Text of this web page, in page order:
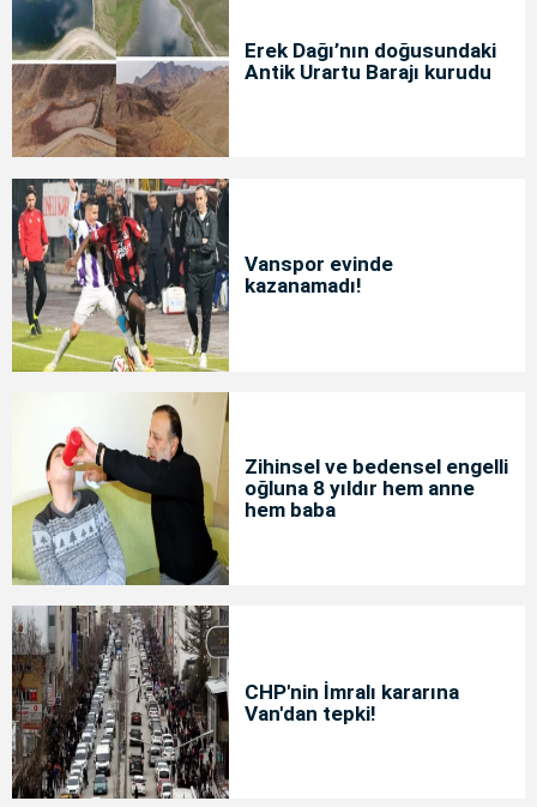
Erek Dağı’nın doğusundaki
Antik Urartu Barajı kurudu
Vanspor evinde
kazanamadı!
Zihinsel ve bedensel engelli
oğluna 8 yıldır hem anne
hem baba
CHP'nin İmralı kararına
Van'dan tepki!